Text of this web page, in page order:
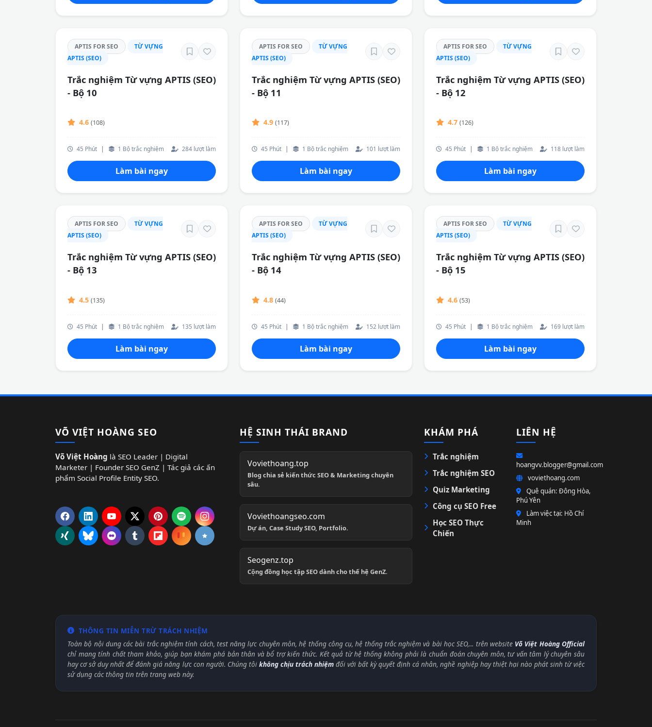
APTIS FOR SEO
TỪ VỰNG
APTIS (SEO)
Trắc nghiệm Từ vựng APTIS (SEO)
- Bộ 10
4.6 (108)
45 Phút | 1 Bộ trắc nghiệm 284 lượt làm
Làm bài ngay
APTIS FOR SEO
TỪ VỰNG
APTIS (SEO)
Trắc nghiệm Từ vựng APTIS (SEO)
- Bộ 11
4.9 (117)
45 Phút | 1 Bộ trắc nghiệm 101 lượt làm
Làm bài ngay
APTIS FOR SEO
TỪ VỰNG
APTIS (SEO)
Trắc nghiệm Từ vựng APTIS (SEO)
- Bộ 12
4.7 (126)
45 Phút | 1 Bộ trắc nghiệm 118 lượt làm
Làm bài ngay
APTIS FOR SEO
TỪ VỰNG
APTIS (SEO)
Trắc nghiệm Từ vựng APTIS (SEO)
- Bộ 13
4.5 (135)
45 Phút | 1 Bộ trắc nghiệm 135 lượt làm
Làm bài ngay
APTIS FOR SEO
TỪ VỰNG
APTIS (SEO)
Trắc nghiệm Từ vựng APTIS (SEO)
- Bộ 14
4.8 (44)
45 Phút | 1 Bộ trắc nghiệm 152 lượt làm
Làm bài ngay
APTIS FOR SEO
TỪ VỰNG
APTIS (SEO)
Trắc nghiệm Từ vựng APTIS (SEO)
- Bộ 15
4.6 (53)
45 Phút | 1 Bộ trắc nghiệm 169 lượt làm
Làm bài ngay
VÕ VIỆT HOÀNG SEO
Võ Việt Hoàng là SEO Leader | Digital
Marketer | Founder SEO GenZ | Tác giả các ấn
phẩm Social Profile Entity SEO.
HỆ SINH THÁI BRAND
Voviethoang.top
Blog chia sẻ kiến thức SEO & Marketing chuyên
sâu.
Voviethoangseo.com
Dự án, Case Study SEO, Portfolio.
Seogenz.top
Cộng đồng học tập SEO dành cho thế hệ GenZ.
KHÁM PHÁ
Trắc nghiệm
Trắc nghiệm SEO
Quiz Marketing
Công cụ SEO Free
Học SEO Thực
Chiến
LIÊN HỆ
hoangvv.blogger@gmail.com
voviethoang.com
Quê quán: Đông Hòa,
Phú Yên
Làm việc tại: Hồ Chí
Minh
THÔNG TIN MIỄN TRỪ TRÁCH NHIỆM
Toàn bộ nội dung các bài trắc nghiệm tính cách, test năng lực chuyên môn, hệ thống công cụ, hệ thống trắc nghiệm và bài học SEO,... trên website Võ Việt Hoàng Official
chỉ mang tính chất tham khảo, giúp bạn khám phá bản thân và bổ trợ kiến thức. Kết quả từ hệ thống không phải là chuẩn đoán chuyên môn, tư vấn tâm lý chuyên sâu
hay cơ sở duy nhất để đánh giá năng lực con người. Chúng tôi không chịu trách nhiệmđối với bất kỳ quyết định cá nhân, nghề nghiệp hay thiệt hại nào phát sinh từ việc
sử dụng các thông tin trên trang web này.